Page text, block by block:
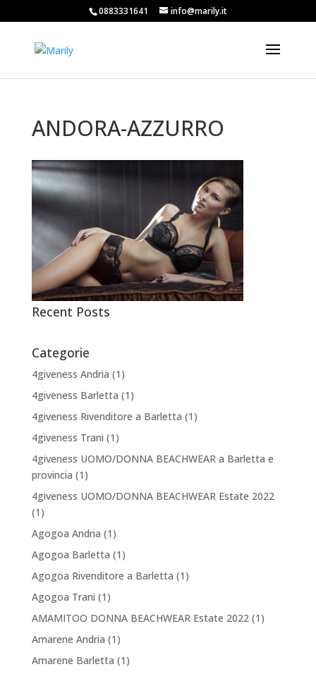
0883331641 info@marily.it
ANDORA-AZZURRO
Recent Posts
Categorie
4giveness Andria (1)
4giveness Barletta (1)
4giveness Rivenditore a Barletta (1)
4giveness Trani (1)
4giveness UOMO/DONNA BEACHWEAR a Barletta e
provincia (1)
4giveness UOMO/DONNA BEACHWEAR Estate 2022
(1)
Agogoa Andria (1)
Agogoa Barletta (1)
Agogoa Rivenditore a Barletta (1)
Agogoa Trani (1)
AMAMITOO DONNA BEACHWEAR Estate 2022(1)
Amarene Andria (1)
Amarene Barletta (1)